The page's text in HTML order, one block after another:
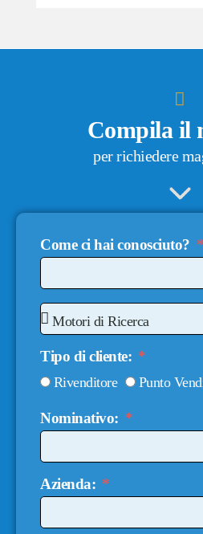
Compila il
per richiedere
Come ci hai conosciuto?
Tipo di cliente:
Rivenditore Punto
Nominativo:
Azienda: